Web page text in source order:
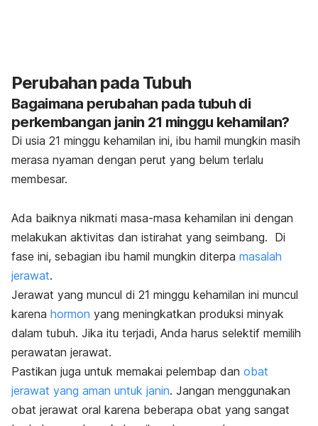
Perubahan pada Tubuh
Bagaimana perubahan pada tubuh di
perkembangan janin 21 minggu kehamilan?
Di usia 21 minggu kehamilan ini, ibu hamil mungkin masih
merasa nyaman dengan perut yang belum terlalu
membesar.
Ada baiknya nikmati masa-masa kehamilan ini dengan
melakukan aktivitas dan istirahat yang seimbang. Di
fase ini, sebagian ibu hamil mungkin diterpa masalah
jerawat.
Jerawat yang muncul di 21 minggu kehamilan ini muncul
karena hormon yang meningkatkan produksi minyak
dalam tubuh. Jika itu terjadi, Anda harus selektif memilih
perawatan jerawat.
Pastikan juga untuk memakai pelembap dan obat
jerawat yang aman untuk janin. Jangan menggunakan
obat jerawat oral karena beberapa obat yang sangat